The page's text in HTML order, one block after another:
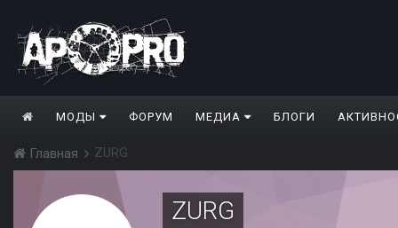
МОДЫ ФОРУМ МЕДИА БЛОГИ
Главная ZURG
ZURG